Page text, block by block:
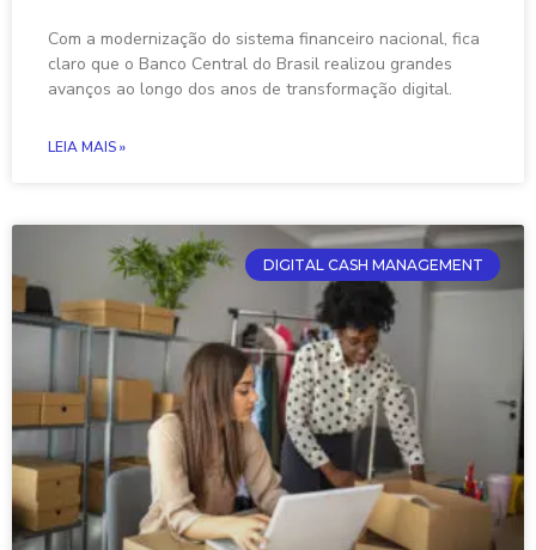
Com a modernização do sistema financeiro nacional, fica
claro que o Banco Central do Brasil realizou grandes
avanços ao longo dos anos de transformação digital.
LEIA MAIS »
DIGITAL CASH MANAGEMENT